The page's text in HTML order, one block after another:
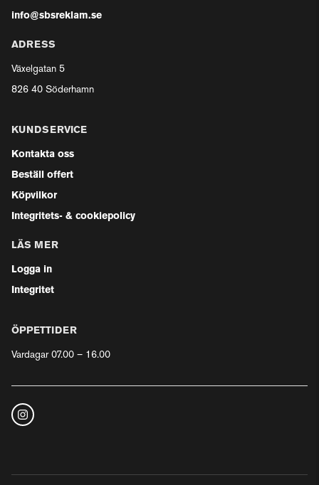
info@sbsreklam.se
ADRESS
Växelgatan 5
826 40 Söderhamn
KUNDSERVICE
Kontakta oss
Beställ offert
Köpvilkor
Integritets- & cookiepolicy
LÄS MER
Logga in
Integritet
ÖPPETTIDER
Vardagar 07.00 – 16.00